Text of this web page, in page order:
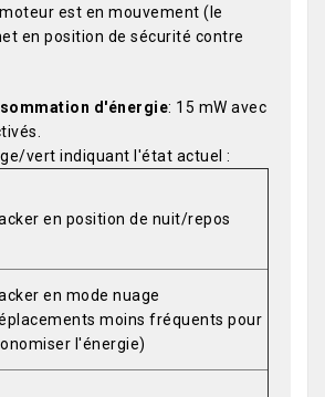
est en mouvement (le
en position de sécurité contre
d'énergie: 15 mW avec
vert indiquant l'état actuel :
en position de nuit/repos
en mode nuage
moins fréquents pour
l'énergie)